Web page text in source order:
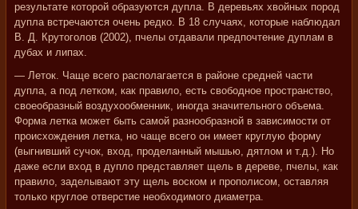
результате которой образуются дупла. В деревьях хвойных пород
дупла встречаются очень редко. В 18 случаях, которые наблюдал
В. Д. Крутоголов (2002), пчелы отдавали предпочтение дуплам в
дубах и липах.
— Леток. Чаще всего располагается в районе средней части
дупла, а под летком, как правило, есть свободное пространство,
своеобразный воздухообменник, иногда значительного объема.
Форма летка может быть самой разнообразной в зависимости от
происхождения летка, но чаще всего он имеет круглую форму
(выгнивший сучок, вход, проделанный мышью, дятлом и т.д.). Но
даже если вход в дупло представляет щель в дереве, пчелы, как
правило, заделывают эту щель воском и прополисом, оставляя
только круглое отверстие необходимого диаметра.